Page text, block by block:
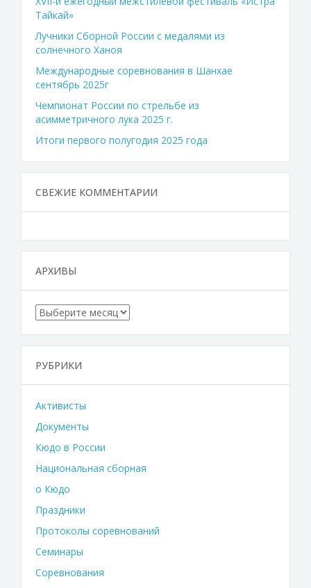
Тайкай»
Лучники Сборной России с медалями из
солнечного Ханоя
Международные соревнования в Шанхае
сентябрь 2025г
Чемпионат России по стрельбе из
асимметричного лука 2025 г.
Итоги первого полугодия 2025 года
СВЕЖИЕ КОММЕНТАРИИ
АРХИВЫ
Архивы
РУБРИКИ
Активисты
Документы
Кюдо в России
Национальная сборная
о Кюдо
Праздники
Протоколы соревнований
Семинары
Соревнования